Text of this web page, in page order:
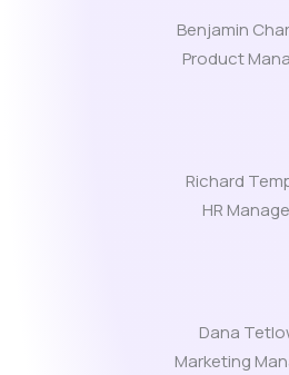
Benjamin
Product
Richard
HR
Dana
Marketing